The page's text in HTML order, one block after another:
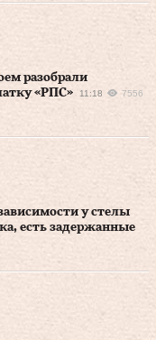
разобрали
«РПС»
11:18 7556
у стелы
есть задержанные